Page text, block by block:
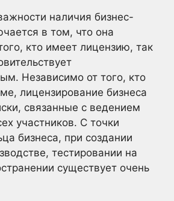
наличия бизнес-
в том, что она
кто имеет лицензию, так
Независимо от того, кто
лицензирование бизнеса
связанные с ведением
участников. С точки
бизнеса, при создании
тестировании на
существует очень